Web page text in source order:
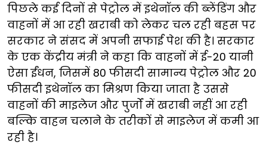
पिछले कई दिनों से पेट्रोल में इथेनॉल की ब्लेंडिंग और
वाहनों में आ रही खराबी को लेकर चल रही बहस पर
सरकार ने संसद में अपनी सफाई पेश की है। सरकार
के एक केंद्रीय मंत्री ने कहा कि वाहनों में ई-20 यानी
ऐसा ईंधन, जिसमें 80 फीसदी सामान्य पेट्रोल और 20
फीसदी इथेनॉल का मिश्रण किया जाता है उससे
वाहनों की माइलेज और पुर्जों में खराबी नहीं आ रही
बल्कि वाहन चलाने के तरीकों से माइलेज में कमी आ
रही है।